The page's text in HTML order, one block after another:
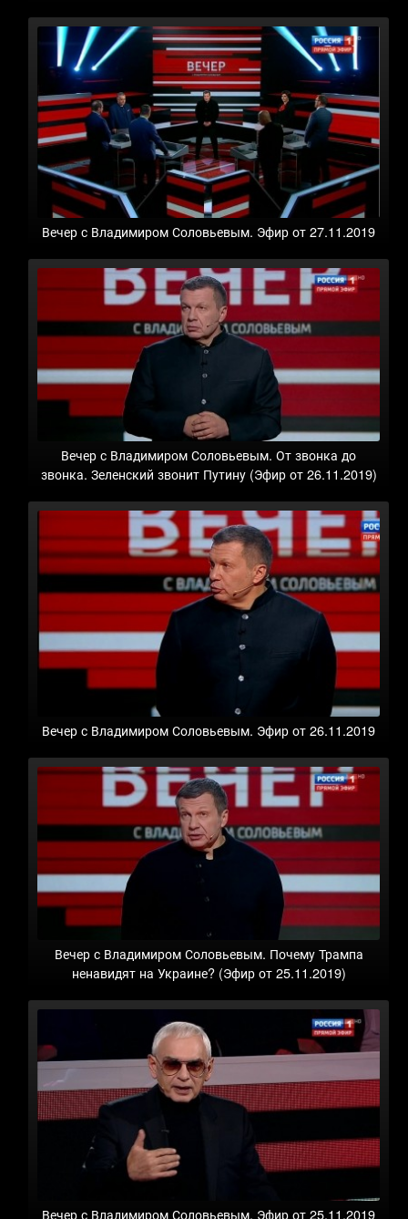
Вечер с Владимиром Соловьевым. Эфир от 27.11.2019
Вечер с Владимиром Соловьевым. От звонка до
звонка. Зеленский звонит Путину (Эфир от 26.11.2019)
Вечер с Владимиром Соловьевым. Эфир от 26.11.2019
Вечер с Владимиром Соловьевым. Почему Трампа
ненавидят на Украине? (Эфир от 25.11.2019)
Вечер с Владимиром Соловьевым. Эфир от 25.11.2019